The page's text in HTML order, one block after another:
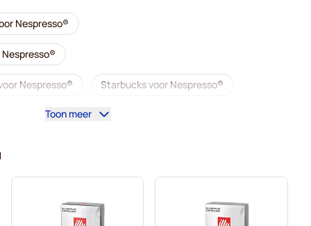
Nespresso®
Nespresso® Starbucks voor Nespresso®
Lungocapsules voor Nespresso®
Nespresso® Accessoires voor Nespresso®
Toon meer